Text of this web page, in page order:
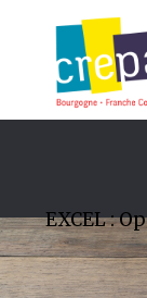
EXCEL :